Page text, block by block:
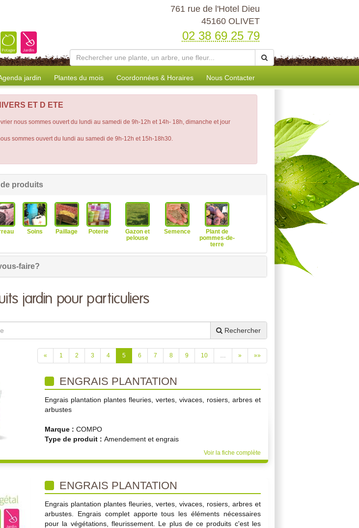
761 rue de l'Hotel Dieu
45160 OLIVET
02 38 69 25 79
jardin Plantes du mois Coordonnées & Horaires Nous Contacter
ET D ETE
nous sommes ouvert du lundi au samedi de 9h-12h et 14h- 18h, dimanche et jour
sommes ouvert du lundi au samedi de 9h-12h et 15h-18h30.
produits
Soins Paillage Poterie
Gazon et
pelouse
Semence
Plant de
pommes-de-
terre
faire?
jardin pour particuliers
Rechercher
« 1 2 3 4 5 6 7 8 9 10 … » »»
ENGRAIS PLANTATION
Engrais plantation plantes fleuries, vertes, vivaces, rosiers, arbres et
arbustes
Marque : COMPO
Type de produit : Amendement et engrais
Voir la fiche complète
ENGRAIS PLANTATION
Engrais plantation plantes fleuries, vertes, vivaces, rosiers, arbres et
arbustes. Engrais complet apporte tous les éléments nécessaires
pour la végétations, fleurissement. Le plus de ce produits c'est les